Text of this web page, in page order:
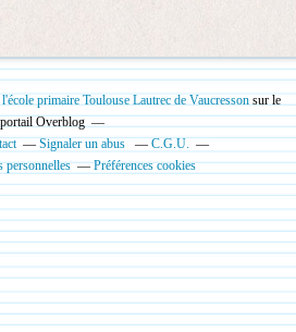
primaire Toulouse Lautrec de Vaucressonsur le
portail Overblog
Signaler un abus
C.G.U.
personnelles
Préférences cookies